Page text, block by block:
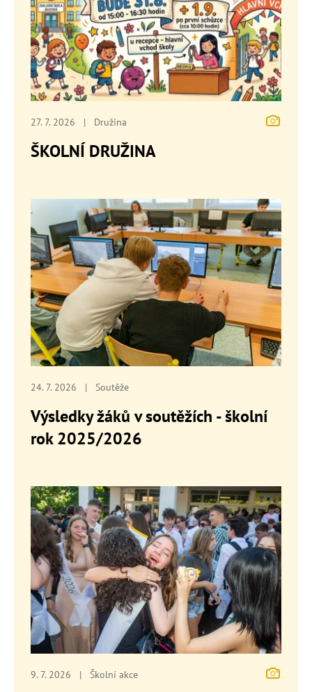
27. 7. 2026 | Družina
ŠKOLNÍ DRUŽINA
24. 7. 2026 | Soutěže
Výsledky žáků v soutěžích - školní
rok 2025/2026
9. 7. 2026 | Školní akce